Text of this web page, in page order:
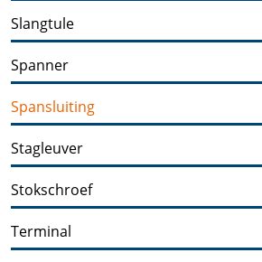
Slangtule
Spanner
Spansluiting
Stagleuver
Stokschroef
Terminal